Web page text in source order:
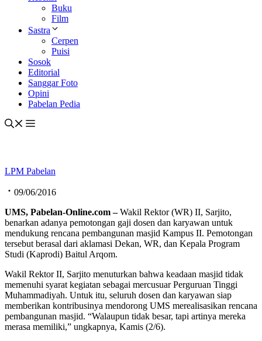
Buku
Film
Sastra
Cerpen
Puisi
Sosok
Editorial
Sanggar Foto
Opini
Pabelan Pedia
LPM Pabelan
09/06/2016
UMS, Pabelan-Online.com–Wakil Rektor (WR) II, Sarjito,
benarkan adanya pemotongan gaji dosen dan karyawan untuk
mendukung rencana pembangunan masjid Kampus II. Pemotongan
tersebut berasal dari aklamasi Dekan, WR, dan Kepala Program
Studi (Kaprodi) Baitul Arqom.
Wakil Rektor II, Sarjito menuturkan bahwa keadaan masjid tidak
memenuhi syarat kegiatan sebagai mercusuar Perguruan Tinggi
Muhammadiyah. Untuk itu, seluruh dosen dan karyawan siap
memberikan kontribusinya mendorong UMS merealisasikan rencana
pembangunan masjid. “Walaupun tidak besar, tapi artinya mereka
merasa memiliki,” ungkapnya, Kamis (2/6).